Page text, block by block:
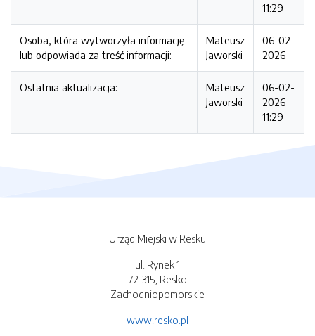
11:29
Osoba, która wytworzyła informację
lub odpowiada za treść informacji:
Mateusz
Jaworski
06-02-
2026
Ostatnia aktualizacja:
Mateusz
Jaworski
06-02-
2026
11:29
Urząd Miejski w Resku
ul. Rynek 1
72-315, Resko
Zachodniopomorskie
www.resko.pl